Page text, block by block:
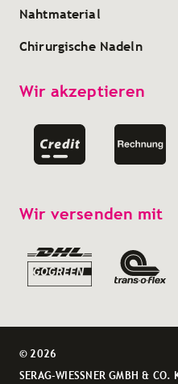
Nahtmaterial
Chirurgische Nadeln
Wir akzeptieren
Wir versenden mit
© 2026
SERAG-WIESSNER GMBH & CO.